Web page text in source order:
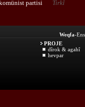
partisi Tirkî
Weqfa-
PROJE
dîrok & agahî
hevpar